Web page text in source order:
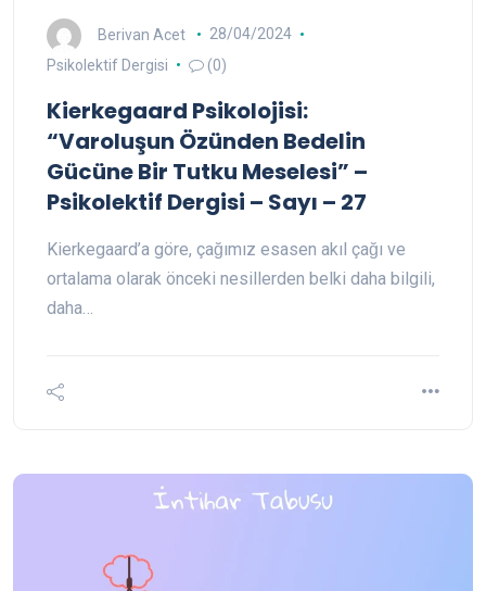
Berivan Acet
28/04/2024
Psikolektif Dergisi
(0)
Kierkegaard Psikolojisi:
“Varoluşun Özünden Bedelin
Gücüne Bir Tutku Meselesi” –
Psikolektif Dergisi – Sayı – 27
Kierkegaard’a göre, çağımız esasen akıl çağı ve
ortalama olarak önceki nesillerden belki daha bilgili,
daha…